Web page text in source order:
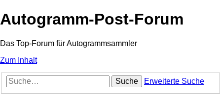
Autogramm-Post-Forum
Das Top-Forum für Autogrammsammler
Zum Inhalt
Suche Erweiterte Suche